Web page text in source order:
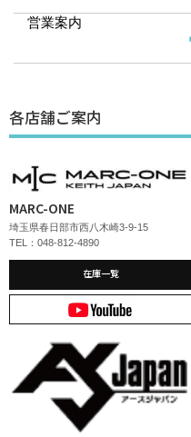
営業案内
各店舗ご案内
MARC-ONE
埼玉県春日部市西八木崎3-9-15
TEL：048-812-4890
在庫一覧